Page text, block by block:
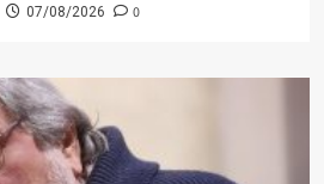
07/08/2026 0